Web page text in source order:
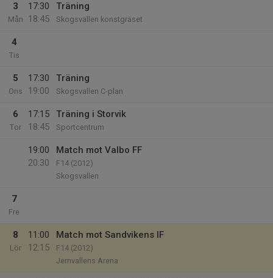
3
Mån
17:30
18:45
Träning
Skogsvallen konstgräset
4
Tis
5
Ons
17:30
19:00
Träning
Skogsvallen C-plan
6
Tor
17:15
18:45
Träning i Storvik
Sportcentrum
19:00
20:30
Match mot Valbo FF
F14 (2012)
Skogsvallen
7
Fre
8
Lör
11:00
12:15
Match mot Sandvikens IF
F14 (2012)
Jernvallens Arena